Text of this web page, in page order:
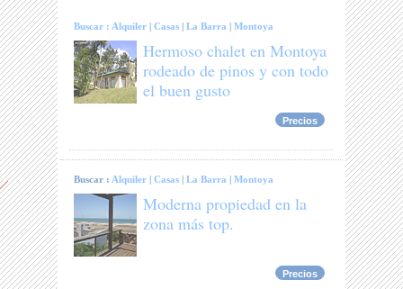
Buscar : Alquiler |Casas |La Barra |Montoya
Hermoso chalet en Montoya
rodeado de pinos y con todo
el buen gusto
Precios
Buscar : Alquiler |Casas |La Barra |Montoya
Moderna propiedad en la
zona más top.
Precios